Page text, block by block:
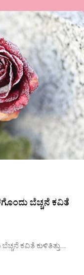
ಬೆಚ್ಚನೆ ಕವಿತೆ
ಕವಿತೆ ಕುಳಿತಿತ್ತು…